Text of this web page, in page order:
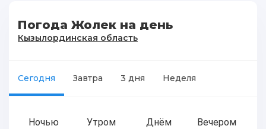
Погода Жолек на день
Кызылординская область
Сегодня Завтра 3 дня Неделя
Ночью Утром Днём Вечером